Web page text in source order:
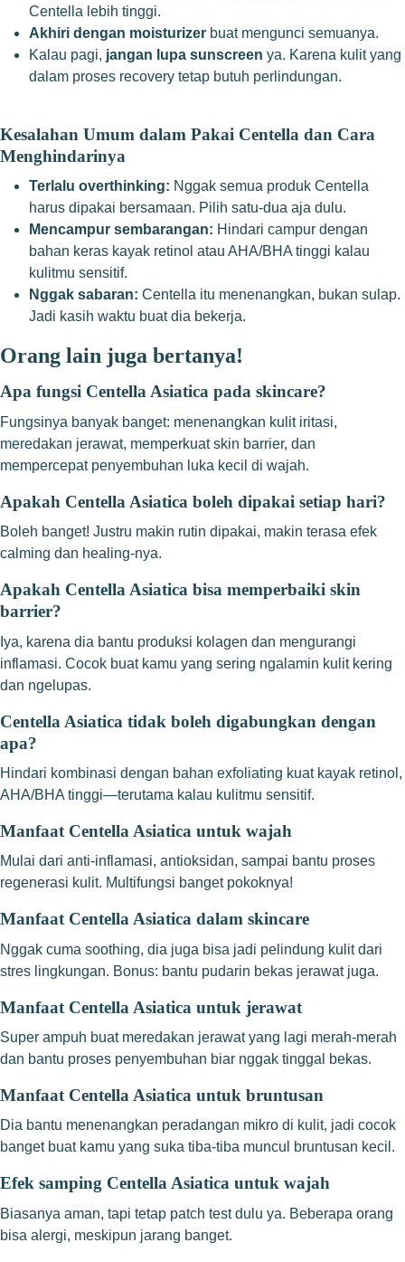
Centella lebih tinggi.
Akhiri dengan moisturizer buat mengunci semuanya.
Kalau pagi, jangan lupa sunscreen ya. Karena kulit yang
dalam proses recovery tetap butuh perlindungan.
Kesalahan Umum dalam Pakai Centella dan Cara
Menghindarinya
Terlalu overthinking: Nggak semua produk Centella
harus dipakai bersamaan. Pilih satu-dua aja dulu.
Mencampur sembarangan: Hindari campur dengan
bahan keras kayak retinol atau AHA/BHA tinggi kalau
kulitmu sensitif.
Nggak sabaran: Centella itu menenangkan, bukan sulap.
Jadi kasih waktu buat dia bekerja.
Orang lain juga bertanya!
Apa fungsi Centella Asiatica pada skincare?
Fungsinya banyak banget: menenangkan kulit iritasi,
meredakan jerawat, memperkuat skin barrier, dan
mempercepat penyembuhan luka kecil di wajah.
Apakah Centella Asiatica boleh dipakai setiap hari?
Boleh banget! Justru makin rutin dipakai, makin terasa efek
calming dan healing-nya.
Apakah Centella Asiatica bisa memperbaiki skin
barrier?
Iya, karena dia bantu produksi kolagen dan mengurangi
inflamasi. Cocok buat kamu yang sering ngalamin kulit kering
dan ngelupas.
Centella Asiatica tidak boleh digabungkan dengan
apa?
Hindari kombinasi dengan bahan exfoliating kuat kayak retinol,
AHA/BHA tinggi—terutama kalau kulitmu sensitif.
Manfaat Centella Asiatica untuk wajah
Mulai dari anti-inflamasi, antioksidan, sampai bantu proses
regenerasi kulit. Multifungsi banget pokoknya!
Manfaat Centella Asiatica dalam skincare
Nggak cuma soothing, dia juga bisa jadi pelindung kulit dari
stres lingkungan. Bonus: bantu pudarin bekas jerawat juga.
Manfaat Centella Asiatica untuk jerawat
Super ampuh buat meredakan jerawat yang lagi merah-merah
dan bantu proses penyembuhan biar nggak tinggal bekas.
Manfaat Centella Asiatica untuk bruntusan
Dia bantu menenangkan peradangan mikro di kulit, jadi cocok
banget buat kamu yang suka tiba-tiba muncul bruntusan kecil.
Efek samping Centella Asiatica untuk wajah
Biasanya aman, tapi tetap patch test dulu ya. Beberapa orang
bisa alergi, meskipun jarang banget.